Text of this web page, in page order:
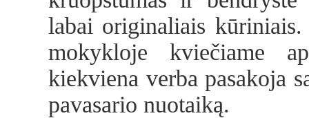
labai originaliais
mokykloje kviečiame
kiekviena verba pasakoja
pavasario nuotaiką.